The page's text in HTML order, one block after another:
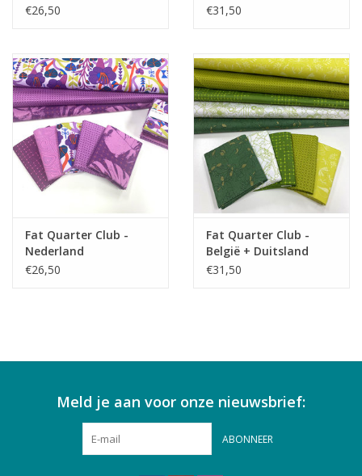
€26,50
€31,50
Fat Quarter Club -
Nederland
€26,50
Fat Quarter Club -
België + Duitsland
€31,50
Meld je aan voor onze nieuwsbrief:
ABONNEER